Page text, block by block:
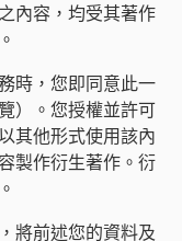
內容，均受其著作
時，您即同意此一
）。您授權並許可
其他形式使用該內
製作衍生著作。衍
將前述您的資料及